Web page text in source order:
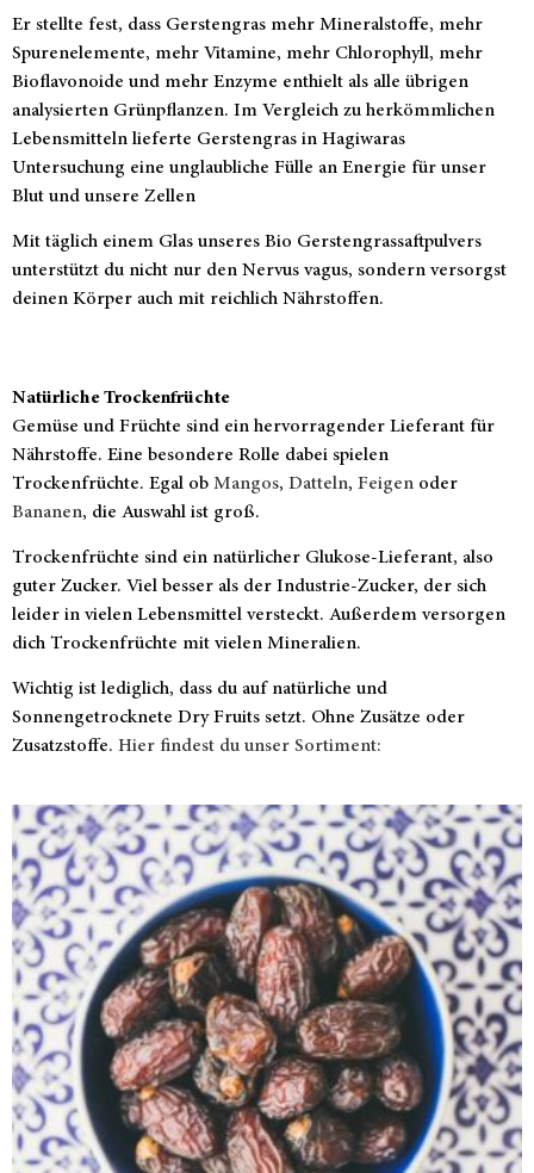
Er stellte fest, dass Gerstengras mehr Mineralstoffe, mehr
Spurenelemente, mehr Vitamine, mehr Chlorophyll, mehr
Bioflavonoide und mehr Enzyme enthielt als alle übrigen
analysierten Grünpflanzen. Im Vergleich zu herkömmlichen
Lebensmitteln lieferte Gerstengras in Hagiwaras
Untersuchung eine unglaubliche Fülle an Energie für unser
Blut und unsere Zellen
Mit täglich einem Glas unseres Bio Gerstengrassaftpulvers
unterstützt du nicht nur den Nervus vagus, sondern versorgst
deinen Körper auch mit reichlich Nährstoffen.
Natürliche Trockenfrüchte
Gemüse und Früchte sind ein hervorragender Lieferant für
Nährstoffe. Eine besondere Rolle dabei spielen
Trockenfrüchte. Egal ob Mangos, Datteln, Feigen oder
Bananen, die Auswahl ist groß.
Trockenfrüchte sind ein natürlicher Glukose-Lieferant, also
guter Zucker. Viel besser als der Industrie-Zucker, der sich
leider in vielen Lebensmittel versteckt. Außerdem versorgen
dich Trockenfrüchte mit vielen Mineralien.
Wichtig ist lediglich, dass du auf natürliche und
Sonnengetrocknete Dry Fruits setzt. Ohne Zusätze oder
Zusatzstoffe. Hier findest du unser Sortiment: